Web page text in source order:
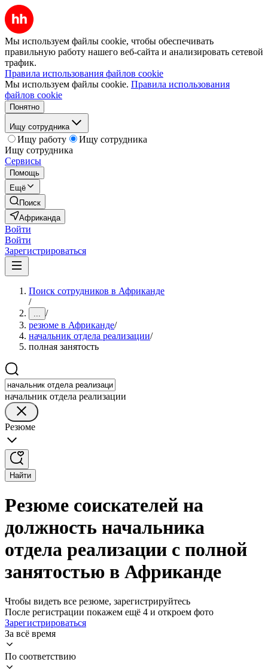
Мы используем файлы cookie, чтобы обеспечивать
правильную работу нашего веб-сайта и анализировать сетевой
трафик.
Правила использования файлов cookie
Мы используем файлы cookie. Правила использования
файлов cookie
Понятно
Ищу сотрудника
Ищу работу
Ищу сотрудника
Ищу сотрудника
Сервисы
Помощь
Ещё
Поиск
Африканда
Войти
Войти
Зарегистрироваться
Поиск сотрудников в Африканде
/
... /
резюме в Африканде/
начальник отдела реализации/
полная занятость
начальник отдела реализации
Резюме
Найти
Резюме соискателей на
должность начальника
отдела реализации с полной
занятостью в Африканде
Чтобы видеть все резюме, зарегистрируйтесь
После регистрации покажем ещё 4 и откроем фото
Зарегистрироваться
За всё время
По соответствию